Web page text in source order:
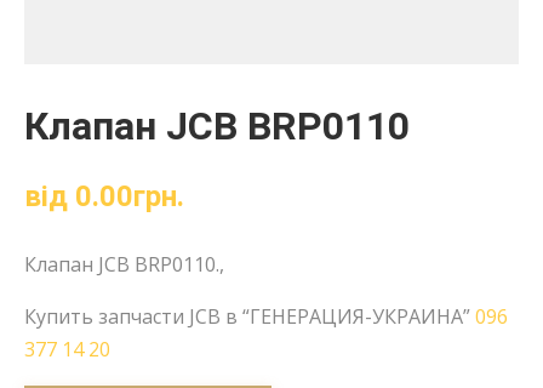
Клапан JCB BRP0110
від 0.00грн.
Клапан JCB BRP0110.,
Купить запчасти JCB в “ГЕНЕРАЦИЯ-УКРАИНА”096
377 14 20